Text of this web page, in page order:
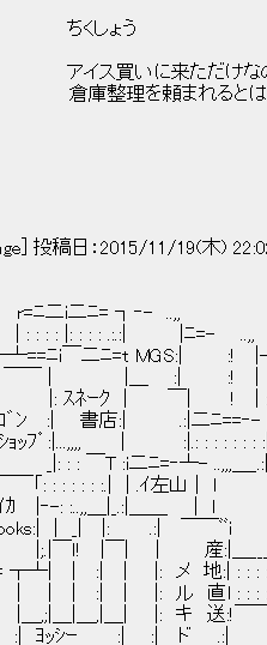
ょう
いに来ただけな
まれるとは予想
投稿日：2015/11/19(木)
┐‐- ..,,
.:.:| |ﾆ=- ..,,
ﾆ=t MGS:| :! |-=-
￣ | |＿ :| :! | !
| ￣| ! | :l konｏ
店:| .:|二ﾆ==‐- |
| :|.: : : : : : : :|＿＿
T :i二ﾆ=‐┴- ..,,,＿
￣「: : : : : : :.| | .ｲ左
: :..,,＿|_.:|＿＿ | l |
| _| |: .:| ￣￣ﾞﾞi :|
￣ｌ! |￣| | 産:|＿___:|: :
| :| | |: メ 地:| : : : : : : |:
| |: ル 直l : : : : : : |: :
＿|＿,|＿| |: キ 送:!￣￣:ｉ:
ｰ :| :| ド .:| |